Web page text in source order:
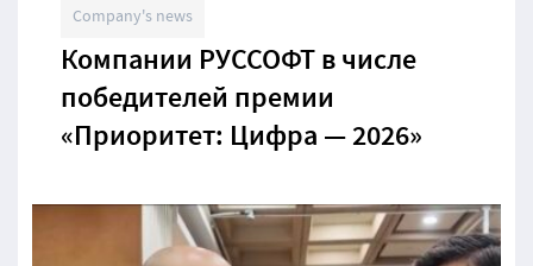
Company's news
Компании РУССОФТ в числе
победителей премии
«Приоритет: Цифра — 2026»